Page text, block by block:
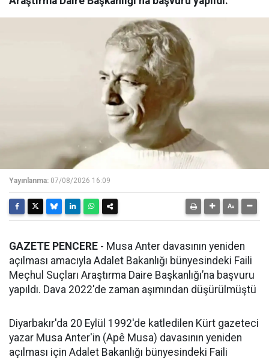
Yayınlanma: 07/08/2026 16:09
GAZETE PENCERE - Musa Anter davasının yeniden
açılması amacıyla Adalet Bakanlığı bünyesindeki Faili
Meçhul Suçları Araştırma Daire Başkanlığı’na başvuru
yapıldı. Dava 2022'de zaman aşımından düşürülmüştü
Diyarbakır'da 20 Eylül 1992'de katledilen Kürt gazeteci
yazar Musa Anter'in (Apê Musa) davasının yeniden
açılması için Adalet Bakanlığı bünyesindeki Faili